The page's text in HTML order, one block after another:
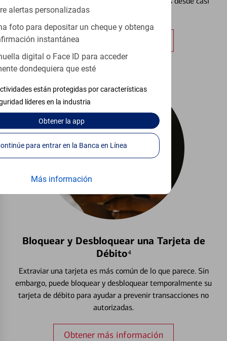
alertas personalizadas
foto para depositar un cheque y obtenga
instantánea
digital o Face ID para acceder
dondequiera que esté
están protegidas por características
líderes en la industria
Obtenerla app
Continúe para entrar en la Banca en Línea
Más información
cualquier lugar.
Obtener más información
Bloquear y Desbloquear una Tarjeta de
Débito⁴
Extraviar una tarjeta es más común de lo que parece. Sin
embargo, puede bloquear y desbloquear temporalmente su
tarjeta de débito para ayudar a prevenir transacciones no
autorizadas.
Obtener más información